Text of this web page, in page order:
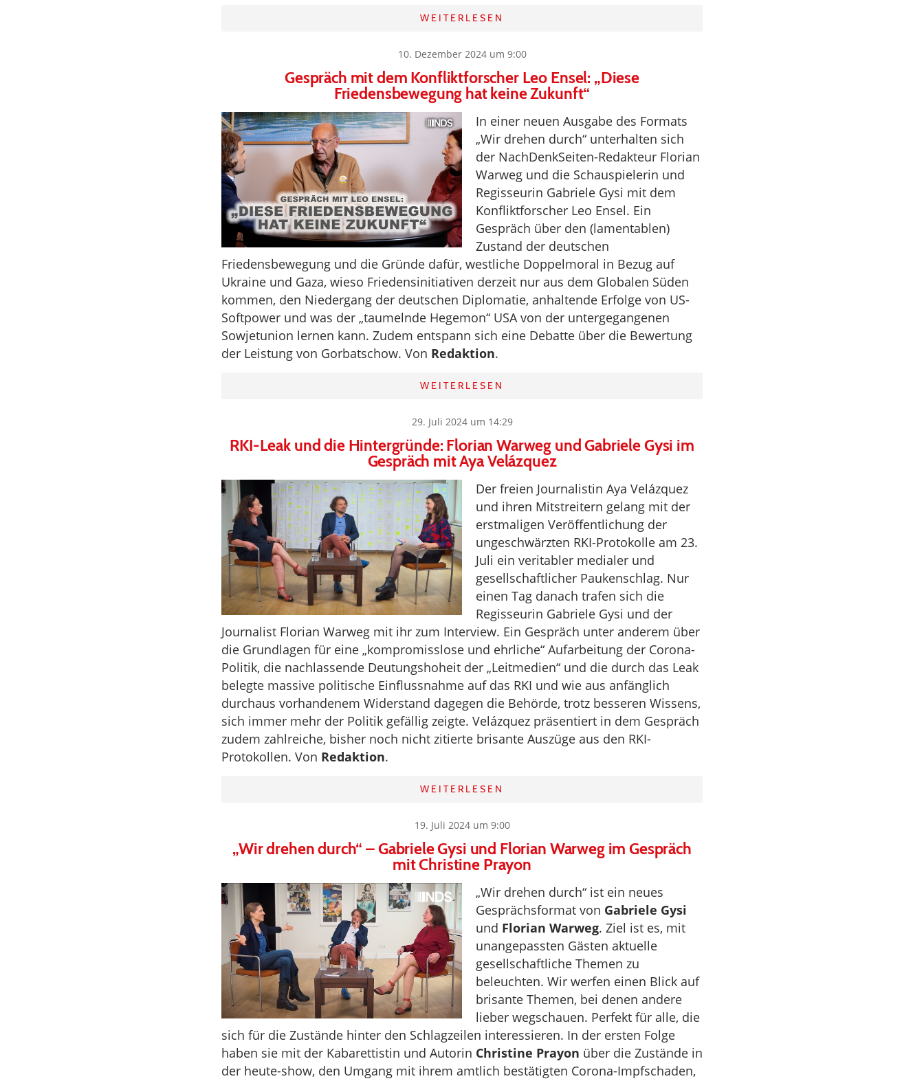
WEITERLESEN
10. Dezember 2024 um 9:00
Gespräch mit dem Konfliktforscher Leo Ensel: „Diese
Friedensbewegung hat keine Zukunft“
In einer neuen Ausgabe des Formats
„Wir drehen durch“ unterhalten sich
der NachDenkSeiten-Redakteur Florian
Warweg und die Schauspielerin und
Regisseurin Gabriele Gysi mit dem
Konfliktforscher Leo Ensel. Ein
Gespräch über den (lamentablen)
Zustand der deutschen
Friedensbewegung und die Gründe dafür, westliche Doppelmoral in Bezug auf
Ukraine und Gaza, wieso Friedensinitiativen derzeit nur aus dem Globalen Süden
kommen, den Niedergang der deutschen Diplomatie, anhaltende Erfolge von US-
Softpower und was der „taumelnde Hegemon“ USA von der untergegangenen
Sowjetunion lernen kann. Zudem entspann sich eine Debatte über die Bewertung
der Leistung von Gorbatschow. Von Redaktion.
WEITERLESEN
29. Juli 2024 um 14:29
RKI-Leak und die Hintergründe: Florian Warweg und Gabriele Gysi im
Gespräch mit Aya Velázquez
Der freien Journalistin Aya Velázquez
und ihren Mitstreitern gelang mit der
erstmaligen Veröffentlichung der
ungeschwärzten RKI-Protokolle am 23.
Juli ein veritabler medialer und
gesellschaftlicher Paukenschlag. Nur
einen Tag danach trafen sich die
Regisseurin Gabriele Gysi und der
Journalist Florian Warweg mit ihr zum Interview. Ein Gespräch unter anderem über
die Grundlagen für eine „kompromisslose und ehrliche“ Aufarbeitung der Corona-
Politik, die nachlassende Deutungshoheit der „Leitmedien“ und die durch das Leak
belegte massive politische Einflussnahme auf das RKI und wie aus anfänglich
durchaus vorhandenem Widerstand dagegen die Behörde, trotz besseren Wissens,
sich immer mehr der Politik gefällig zeigte. Velázquez präsentiert in dem Gespräch
zudem zahlreiche, bisher noch nicht zitierte brisante Auszüge aus den RKI-
Protokollen. Von Redaktion.
WEITERLESEN
19. Juli 2024 um 9:00
„Wir drehen durch“ – Gabriele Gysi und Florian Warweg im Gespräch
mit Christine Prayon
„Wir drehen durch“ ist ein neues
Gesprächsformat von Gabriele Gysi
und Florian Warweg. Ziel ist es, mit
unangepassten Gästen aktuelle
gesellschaftliche Themen zu
beleuchten. Wir werfen einen Blick auf
brisante Themen, bei denen andere
lieber wegschauen. Perfekt für alle, die
sich für die Zustände hinter den Schlagzeilen interessieren. In der ersten Folge
haben sie mit der Kabarettistin und Autorin Christine Prayon über die Zustände in
der heute-show, den Umgang mit ihrem amtlich bestätigten Corona-Impfschaden,